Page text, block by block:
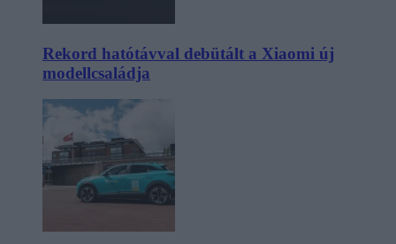
Rekord hatótávval debütált a Xiaomi új
modellcsaládja